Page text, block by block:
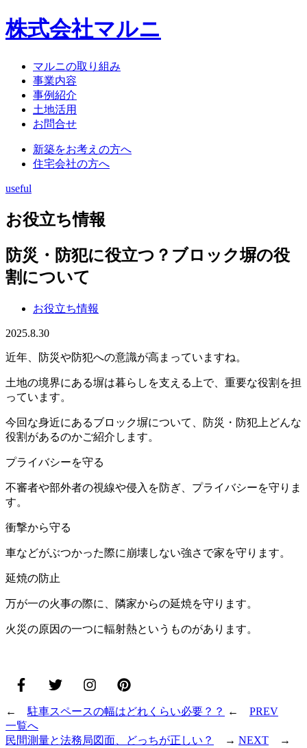
株式会社マルニ
マルニの取り組み
事業内容
事例紹介
土地活用
お問合せ
新築をお考えの方へ
住宅会社の方へ
useful
お役立ち情報
防災・防犯に役立つ？ブロック塀の役
割について
お役立ち情報
2025.8.30
近年、防災や防犯への意識が高まっていますね。
土地の境界にある塀は暮らしを支える上で、重要な役割を担
っています。
今回な身近にあるブロック塀について、防災・防犯上どんな
役割があるのかご紹介します。
プライバシーを守る
不審者や部外者の視線や侵入を防ぎ、プライバシーを守りま
す。
衝撃から守る
車などがぶつかった際に崩壊しない強さで家を守ります。
延焼の防止
万が一の火事の際に、隣家からの延焼を守ります。
火災の原因の一つに輻射熱というものがあります。
← 駐車スペースの幅はどれくらい必要？？ ← PREV
一覧へ
民間測量と法務局図面、どっちが正しい？
→ NEXT →